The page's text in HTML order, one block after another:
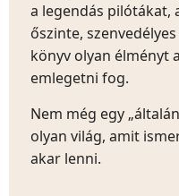
a legendás pilótákat,
őszinte,
könyv olyan élményt
emlegetni fog.
Nem még egy
olyan világ, amit
akar lenni.